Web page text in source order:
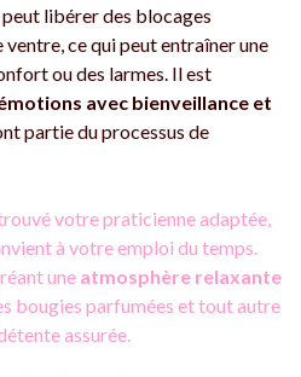
peut libérer des blocages
ce qui peut entraîner une
ou des larmes. Il est
avec bienveillance et
partie du processus de
votre praticienne adaptée,
à votre emploi du temps.
une atmosphère relaxante
bougies parfumées et tout autre
assurée.